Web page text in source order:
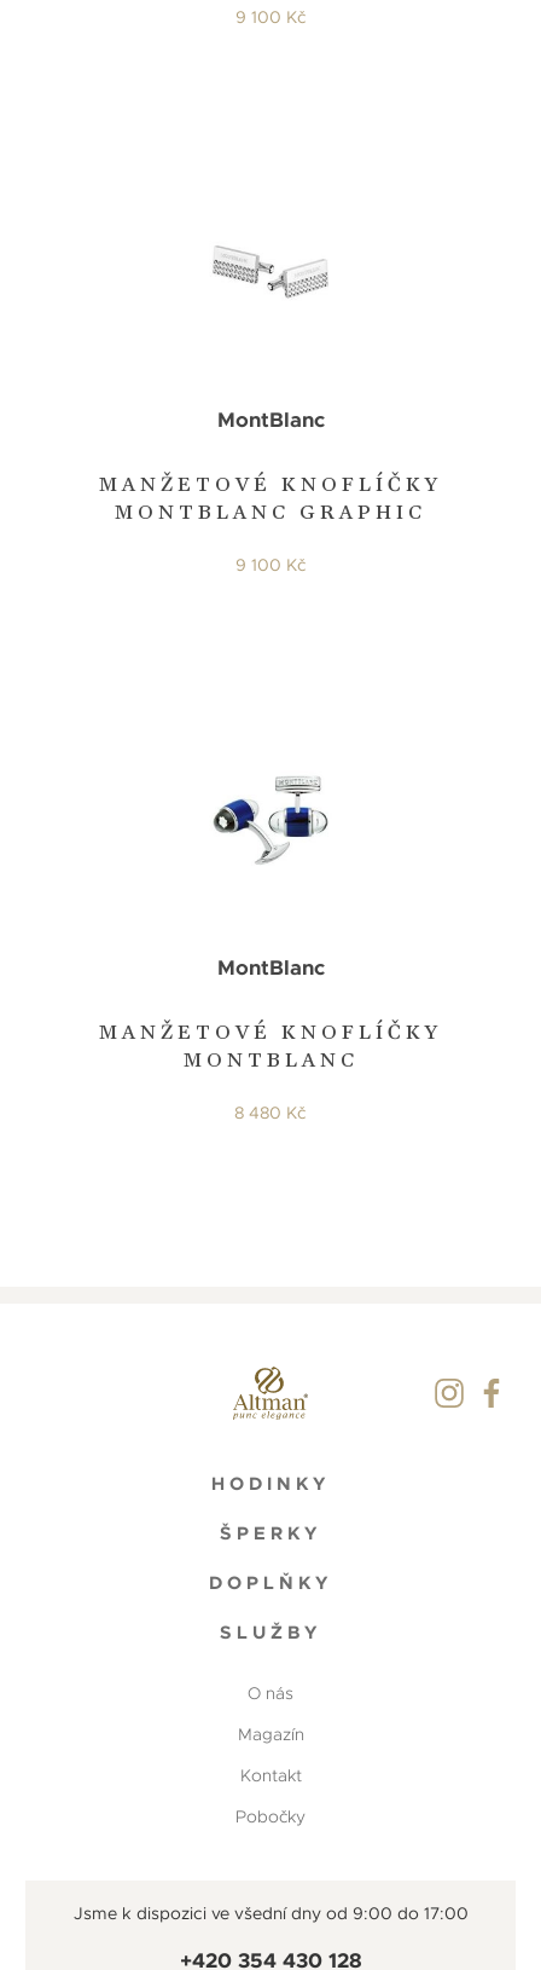
9 100 Kč
MANŽETOVÉ KNOFLÍČKY
MONTBLANC GRAPHIC
MontBlanc
9 100 Kč
MANŽETOVÉ KNOFLÍČKY
MONTBLANC
MontBlanc
8 480 Kč
HODINKY
ŠPERKY
DOPLŇKY
SLUŽBY
O nás
Magazín
Kontakt
Pobočky
Jsme k dispozici ve všední dny od 9:00 do 17:00
+420 354 430 128